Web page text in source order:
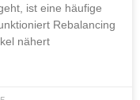
ist eine häufige
Rebalancing
nähert